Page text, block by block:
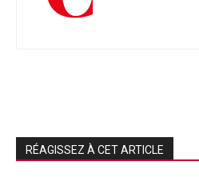
RÉAGISSEZ À CET ARTICLE